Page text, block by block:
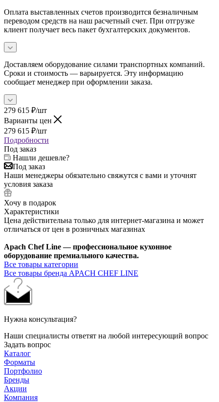
Оплата выставленных счетов производится безналичным
переводом средств на наш расчетный счет. При отгрузке
клиент получает весь пакет бухгалтерских документов.
Доставляем оборудование силами транспортных компаний.
Сроки и стоимость — варьируется. Эту информацию
сообщает менеджер при оформлении заказа.
279 615 ₽/шт
Варианты цен
279 615 ₽/шт
Подробности
Под заказ
Нашли дешевле?
Под заказ
Наши менеджеры обязательно свяжутся с вами и уточнят
условия заказа
Хочу в подарок
Характеристики
Цена действительна только для интернет-магазина и может
отличаться от цен в розничных магазинах
Apach Chef Line — профессиональное кухонное
оборудование премиального качества.
Все товары категории
Все товары бренда APACH CHEF LINE
Нужна консультация?
Наши специалисты ответят на любой интересующий вопрос
Задать вопрос
Каталог
Форматы
Портфолио
Бренды
Акции
Компания